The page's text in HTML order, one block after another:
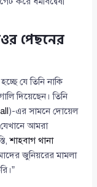
পেছনের
যে তিনি নাকি
দিয়েছেন। তিনি
)-এর সামনে দোয়েল
আমরা
শাহবাগ থানা
জুনিয়রের মামলা